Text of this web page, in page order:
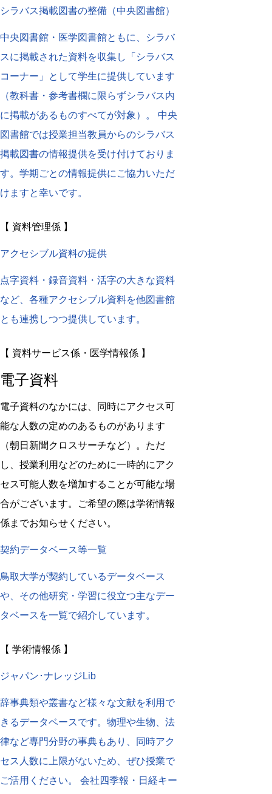
シラバス掲載図書の整備（中央図書館）
中央図書館・医学図書館ともに、シラバ
スに掲載された資料を収集し「シラバス
コーナー」として学生に提供しています
（教科書・参考書欄に限らずシラバス内
に掲載があるものすべてが対象）。 中央
図書館では授業担当教員からのシラバス
掲載図書の情報提供を受け付けておりま
す。学期ごとの情報提供にご協力いただ
けますと幸いです。
【 資料管理係 】
アクセシブル資料の提供
点字資料・録音資料・活字の大きな資料
など、各種アクセシブル資料を他図書館
とも連携しつつ提供しています。
【 資料サービス係・医学情報係 】
電子資料
電子資料のなかには、同時にアクセス可
能な人数の定めのあるものがあります
（朝日新聞クロスサーチなど）。ただ
し、授業利用などのために一時的にアク
セス可能人数を増加することが可能な場
合がございます。ご希望の際は学術情報
係までお知らせください。
契約データベース等一覧
鳥取大学が契約しているデータベース
や、その他研究・学習に役立つ主なデー
タベースを一覧で紹介しています。
【 学術情報係 】
ジャパン･ナレッジLib
辞事典類や叢書など様々な文献を利用で
きるデータベースです。物理や生物、法
律など専門分野の事典もあり、同時アク
セス人数に上限がないため、ぜひ授業で
ご活用ください。 会社四季報・日経キー